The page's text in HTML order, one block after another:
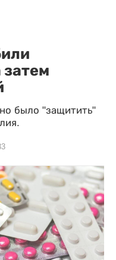
затем
было "защитить"